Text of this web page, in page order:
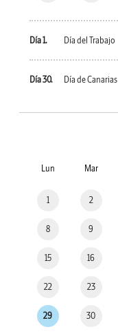
Día 1. Día del Trabajo
Día 30. Día de Canarias
Lun Mar
1 2
8 9
15 16
22 23
29 30